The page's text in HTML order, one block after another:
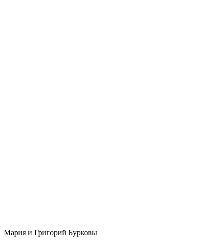
Мария и Григорий Бурковы